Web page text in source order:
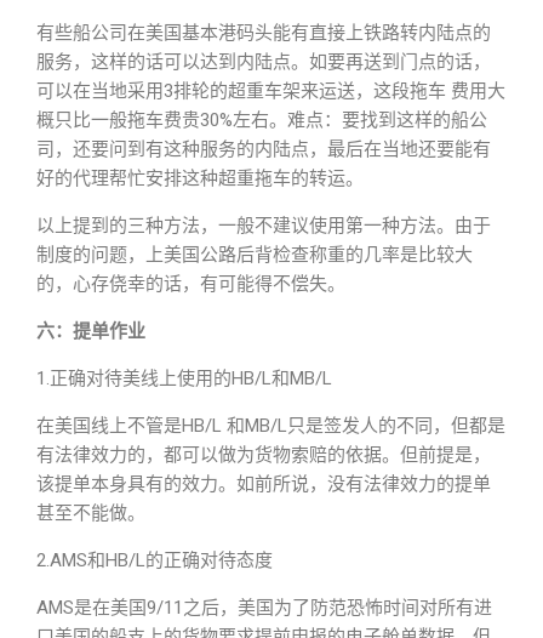
有些船公司在美国基本港码头能有直接上铁路转内陆点的
服务，这样的话可以达到内陆点。如要再送到门点的话，
可以在当地采用3排轮的超重车架来运送，这段拖车 费用大
概只比一般拖车费贵30%左右。难点：要找到这样的船公
司，还要问到有这种服务的内陆点，最后在当地还要能有
好的代理帮忙安排这种超重拖车的转运。
以上提到的三种方法，一般不建议使用第一种方法。由于
制度的问题，上美国公路后背检查称重的几率是比较大
的，心存侥幸的话，有可能得不偿失。
六：提单作业
1.正确对待美线上使用的HB/L和MB/L
在美国线上不管是HB/L 和MB/L只是签发人的不同，但都是
有法律效力的，都可以做为货物索赔的依据。但前提是，
该提单本身具有的效力。如前所说，没有法律效力的提单
甚至不能做。
2.AMS和HB/L的正确对待态度
AMS是在美国9/11之后，美国为了防范恐怖时间对所有进